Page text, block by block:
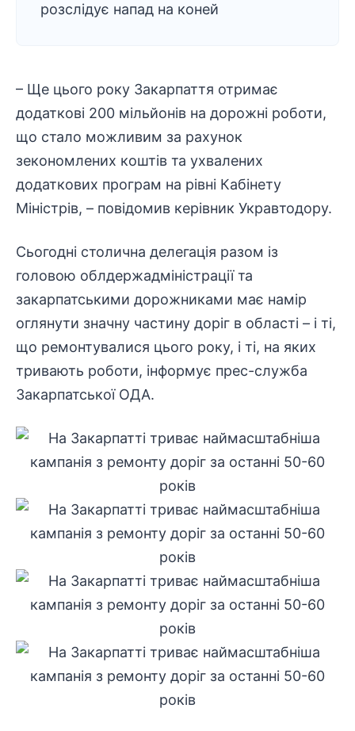
розслідує напад на коней
– Ще цього року Закарпаття отримає
додаткові 200 мільйонів на дорожні роботи,
що стало можливим за рахунок
зекономлених коштів та ухвалених
додаткових програм на рівні Кабінету
Міністрів, – повідомив керівник Укравтодору.
Сьогодні столична делегація разом із
головою облдержадміністрації та
закарпатськими дорожниками має намір
оглянути значну частину доріг в області – і ті,
що ремонтувалися цього року, і ті, на яких
тривають роботи, інформує прес-служба
Закарпатської ОДА.